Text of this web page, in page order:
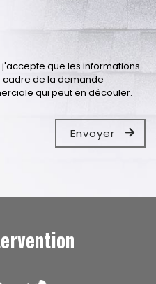
que les informations
cadre de la demande
qui peut en découler.